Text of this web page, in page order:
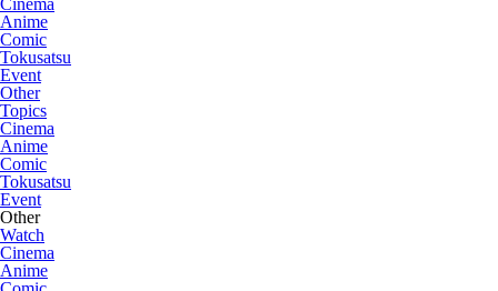
Cinema
Anime
Comic
Tokusatsu
Event
Other
Topics
Cinema
Anime
Comic
Tokusatsu
Event
Other
Watch
Cinema
Anime